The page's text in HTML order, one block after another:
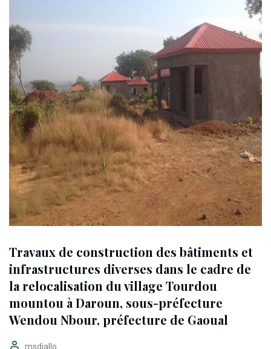
Travaux de construction des bâtiments et
infrastructures diverses dans le cadre de
la relocalisation du village Tourdou
mountou à Daroun, sous-préfecture
Wendou Nbour, préfecture de Gaoual
msdiallo